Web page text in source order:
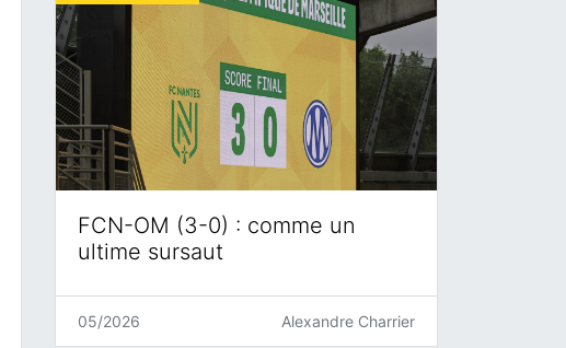
FCN-OM (3-0) : comme un
ultime sursaut
05/2026 Alexandre Charrier